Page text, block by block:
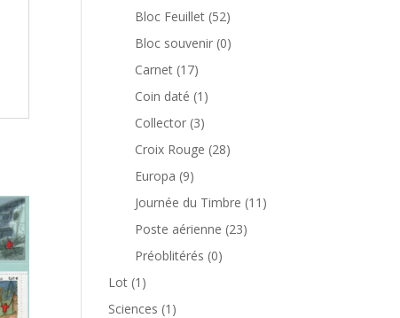
produits
Bloc Feuillet 5252
produits
Bloc souvenir 00
Carnet 1717
produits
Coin daté 1 1
Collector 33
produits
Croix Rouge 2828
Europa 99
produits
Journée du Timbre 11 11
Poste aérienne 2323
Préoblitérés 00
Lot 1 1
produit
Sciences 1 1